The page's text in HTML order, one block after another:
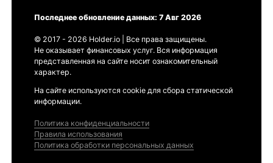
Последнее обновление данных: 7 Авг 2026
© 2017 - 2026 Holder.io | Все права защищены.
Не оказывает финансовых услуг. Вся информация
представленная на сайте носит ознакомительный
характер.
На сайте используются cookie для сбора статической
информации.
Политика конфиденциальности
Правила использования
Политика обработки персональных данных